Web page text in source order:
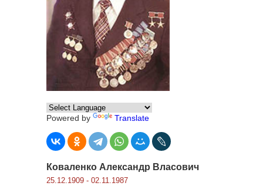
Powered by Translate
Коваленко Александр Власович
25.12.1909 - 02.11.1987